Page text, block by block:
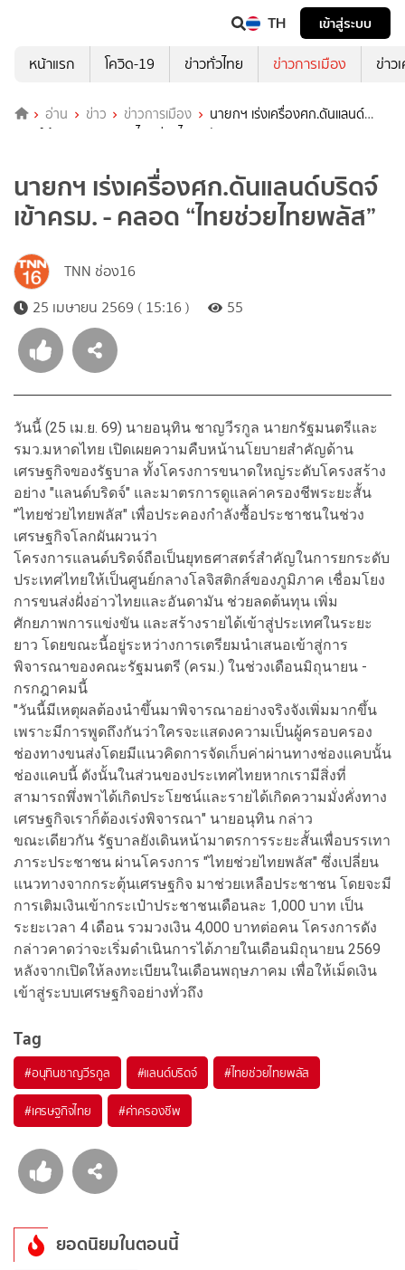
TH
เข้าสู่ระบบ
หน้าแรก
โควิด-19 ข่าวทั่วไทย ข่าวการเมือง ข่าว
อ่าน ข่าว ข่าวการเมือง
นายกฯ เร่งเครื่องศก.ดันแลนด์
บริดจ์เข้าครม. - คลอด “ไทยช่วยไทยพลัส”
นายกฯ เร่งเครื่องศก.ดันแลนด์บริดจ์
เข้าครม. - คลอด “ไทยช่วยไทยพลัส”
TNN ช่อง16
25 เมษายน 2569 ( 15:16 )
55
วันนี้ (25 เม.ย. 69) นายอนุทิน ชาญวีรกูล นายกรัฐมนตรีและ
รมว.มหาดไทย เปิดเผยความคืบหน้านโยบายสำคัญด้าน
เศรษฐกิจของรัฐบาล ทั้งโครงการขนาดใหญ่ระดับโครงสร้าง
อย่าง "แลนด์บริดจ์" และมาตรการดูแลค่าครองชีพระยะสั้น
"ไทยช่วยไทยพลัส" เพื่อประคองกำลังซื้อประชาชนในช่วง
เศรษฐกิจโลกผันผวนว่า
โครงการแลนด์บริดจ์ถือเป็นยุทธศาสตร์สำคัญในการยกระดับ
ประเทศไทยให้เป็นศูนย์กลางโลจิสติกส์ของภูมิภาค เชื่อมโยง
การขนส่งฝั่งอ่าวไทยและอันดามัน ช่วยลดต้นทุน เพิ่ม
ศักยภาพการแข่งขัน และสร้างรายได้เข้าสู่ประเทศในระยะ
ยาว โดยขณะนี้อยู่ระหว่างการเตรียมนำเสนอเข้าสู่การ
พิจารณาของคณะรัฐมนตรี (ครม.) ในช่วงเดือนมิถุนายน -
กรกฎาคมนี้
"วันนี้มีเหตุผลต้องนำขึ้นมาพิจารณาอย่างจริงจังเพิ่มมากขึ้น
เพราะมีการพูดถึงกันว่าใครจะแสดงความเป็นผู้ครอบครอง
ช่องทางขนส่งโดยมีแนวคิดการจัดเก็บค่าผ่านทางช่องแคบนั้น
ช่องแคบนี้ ดังนั้นในส่วนของประเทศไทยหากเรามีสิ่งที่
สามารถพึ่งพาได้เกิดประโยชน์และรายได้เกิดความมั่งคั่งทาง
เศรษฐกิจเราก็ต้องเร่งพิจารณา" นายอนุทิน กล่าว
ขณะเดียวกัน รัฐบาลยังเดินหน้ามาตรการระยะสั้นเพื่อบรรเทา
ภาระประชาชน ผ่านโครงการ "ไทยช่วยไทยพลัส" ซึ่งเปลี่ยน
แนวทางจากกระตุ้นเศรษฐกิจ มาช่วยเหลือประชาชน โดยจะมี
การเติมเงินเข้ากระเป๋าประชาชนเดือนละ 1,000 บาท เป็น
ระยะเวลา 4 เดือน รวมวงเงิน 4,000 บาทต่อคน โครงการดัง
กล่าวคาดว่าจะเริ่มดำเนินการได้ภายในเดือนมิถุนายน 2569
หลังจากเปิดให้ลงทะเบียนในเดือนพฤษภาคม เพื่อให้เม็ดเงิน
เข้าสู่ระบบเศรษฐกิจอย่างทั่วถึง
Tag
#อนุทินชาญวีรกูล #แลนด์บริดจ์ #ไทยช่วยไทยพลัส
#เศรษฐกิจไทย #ค่าครองชีพ
ยอดนิยมในตอนนี้